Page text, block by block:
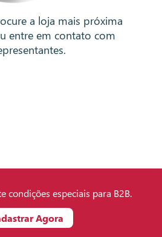
a loja mais próxima
entre em contato com
condições especiais para B2B.
Agora